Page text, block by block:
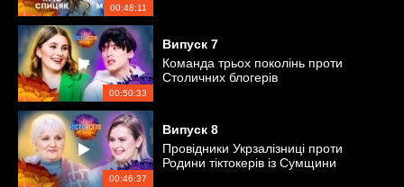
00:48:11
00:50:33
Випуск 7
Команда трьох поколінь проти
Столичних блогерів
00:46:37
Випуск 8
Провідники Укрзалізниці проти
Родини тіктокерів із Сумщини